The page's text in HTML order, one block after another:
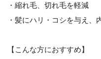
・縮れ毛、切れ毛を軽減
・髪にハリ・コシを与え、
【こんな方におすすめ】